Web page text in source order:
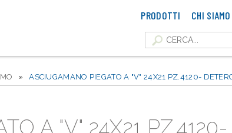
PRODOTTI CHI SIAMO
»ASCIUGAMANO PIEGATO A "V" 24X21 PZ.4120-
A "V" 24X21